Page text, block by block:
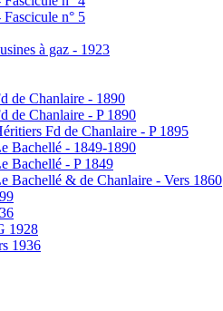
n° 5
à gaz - 1923
de Chanlaire - 1890
de Chanlaire - P 1890
Fd de Chanlaire - P 1895
Bachellé - 1849-1890
Bachellé - P 1849
Bachellé & de Chanlaire - Vers 1860
1928
1936